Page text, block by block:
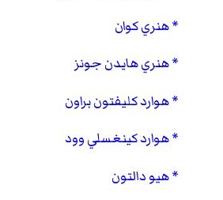
هنري كوان
هنري هايدن جونز
هوارد كليفتون براون
هوارد كينغسلي وود
هيو دالتون